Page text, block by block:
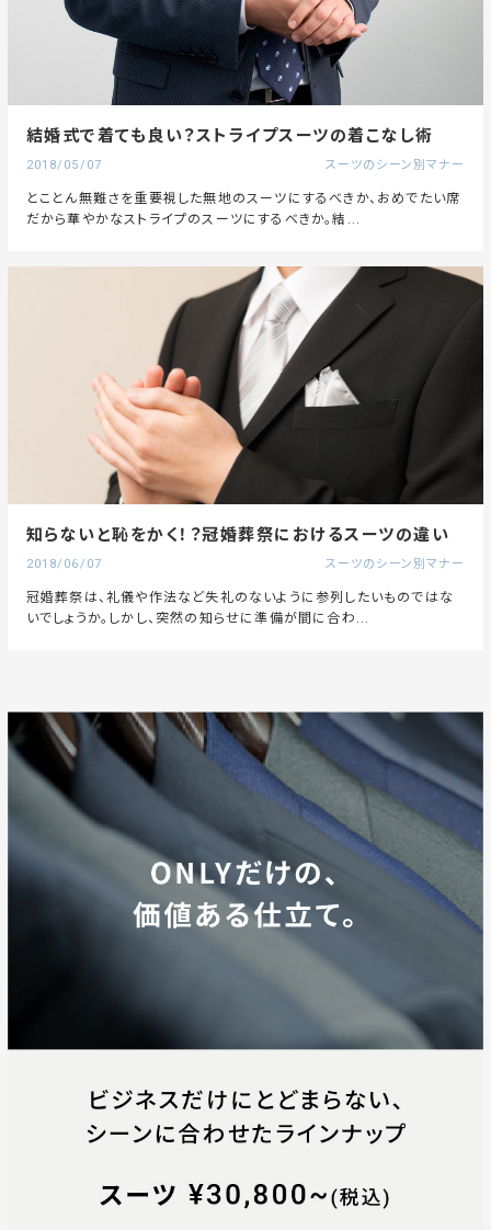
結婚式で着ても良い？ストライプスーツの着こなし術
2018/05/07 スーツのシーン別マナー
とことん無難さを重要視した無地のスーツにするべきか、おめでたい席
だから華やかなストライプのスーツにするべきか。結...
知らないと恥をかく！？冠婚葬祭におけるスーツの違い
2018/06/07 スーツのシーン別マナー
冠婚葬祭は、礼儀や作法など失礼のないように参列したいものではな
いでしょうか。しかし、突然の知らせに準備が間に合わ...